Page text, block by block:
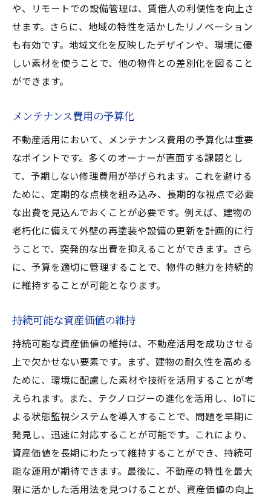
や、リモートでの設備管理は、賃借人の利便性を向上さ
せます。さらに、地域の特性を活かしたリノベーション
も有効です。地域文化を反映したデザインや、環境に優
しい素材を使うことで、他の物件との差別化を図ること
ができます。
メンテナンス費用の予算化
不動産活用において、メンテナンス費用の予算化は重要
なポイントです。多くのオーナーが直面する課題とし
て、予期しない修理費用が挙げられます。これを避ける
ために、定期的な点検を組み込み、長期的な視点で必要
な出費を見込んでおくことが必要です。例えば、建物の
老朽化に備えて外壁の再塗装や設備の更新を計画的に行
うことで、突発的な出費を抑えることができます。さら
に、予算を適切に管理することで、物件の魅力を持続的
に維持することが可能となります。
持続可能な資産価値の維持
持続可能な資産価値の維持は、不動産活用を成功させる
上で欠かせない要素です。まず、建物の耐久性を高める
ために、環境に配慮した素材や技術を活用することが考
えられます。また、テクノロジーの進化を活用し、IoTに
よる状態監視システムを導入することで、問題を早期に
発見し、迅速に対応することが可能です。これにより、
資産価値を長期にわたって維持することができ、持続可
能な運用が期待できます。最後に、不動産の特性を最大
限に活かした活用法を見つけることが、資産価値の向上